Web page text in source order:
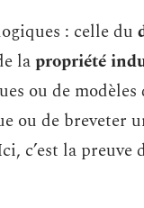
: celle du
lapropriété
ou de modèles
ou de breveter
c’est la